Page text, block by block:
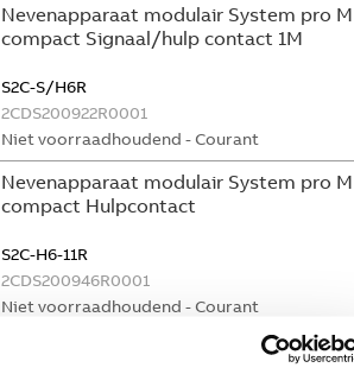
Nevenapparaat modulair System pro M
compact Signaal/hulp contact 1M
S2C-S/H6R
2CDS200922R0001
Niet voorraadhoudend - Courant
Nevenapparaat modulair System pro M
compact Hulpcontact
S2C-H6-11R
2CDS200946R0001
Niet voorraadhoudend - Courant
Nevenapparaat modulair System pro M